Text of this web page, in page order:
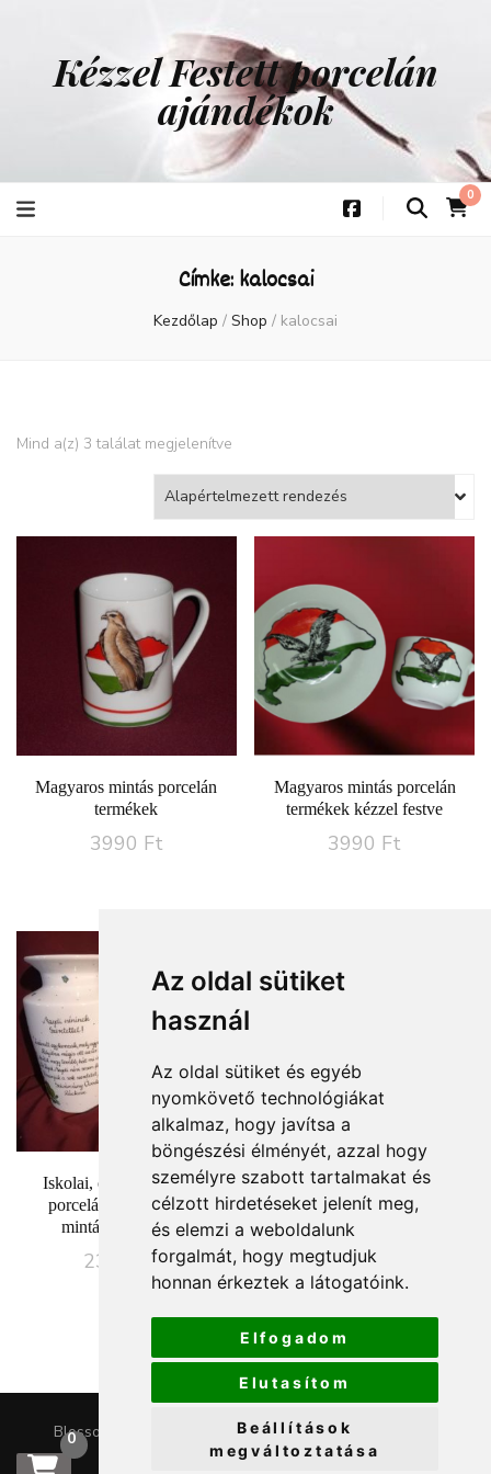
Az oldal sütiket
használ
Az oldal sütiket és egyéb
nyomkövető technológiákat
alkalmaz, hogy javítsa a
böngészési élményét, azzal hogy
személyre szabott tartalmakat és
célzott hirdetéseket jelenít meg,
és elemzi a weboldalunk
forgalmát, hogy megtudjuk
honnan érkeztek a látogatóink.
Elfogadom
Elutasítom
Beállítások
megváltoztatása
Kézzel Festett porcelán
ajándékok
0
Címke:kalocsai
Kezdőlap / Shop / kalocsai
Mind a(z) 3 találat megjelenítve
Magyaros mintás porcelán
termékek
3990 Ft
Magyaros mintás porcelán
termékek kézzel festve
3990 Ft
Iskolai, óvodai ballagási
porcelán váza kalocsai
mintával, 27 cm-es
23990 Ft
Blossom Chic | FejlesztetteBlossom Themes
WordPress .
0